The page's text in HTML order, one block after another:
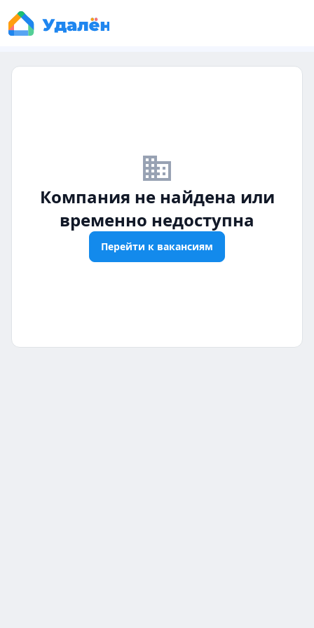
business_off
Компания не найдена или
временно недоступна
Перейти к вакансиям